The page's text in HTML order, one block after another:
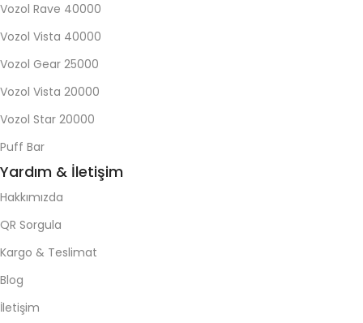
Vozol Rave 40000
Vozol Vista 40000
Vozol Gear 25000
Vozol Vista 20000
Vozol Star 20000
Puff Bar
Yardım & İletişim
Hakkımızda
QR Sorgula
Kargo & Teslimat
Blog
İletişim